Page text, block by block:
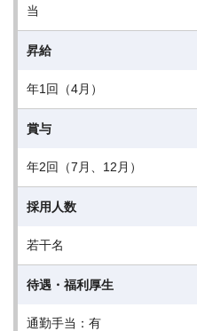
当
昇給
年1回（4月）
賞与
年2回（7月、12月）
採用人数
若干名
待遇・福利厚生
通勤手当：有